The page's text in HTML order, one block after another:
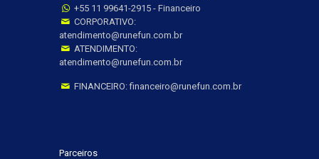
+55 11 99641-2915 - Financeiro
CORPORATIVO:
atendimento@runefun.com.br
ATENDIMENTO:
atendimento@runefun.com.br
FINANCEIRO: financeiro@runefun.com.br
Parceiros